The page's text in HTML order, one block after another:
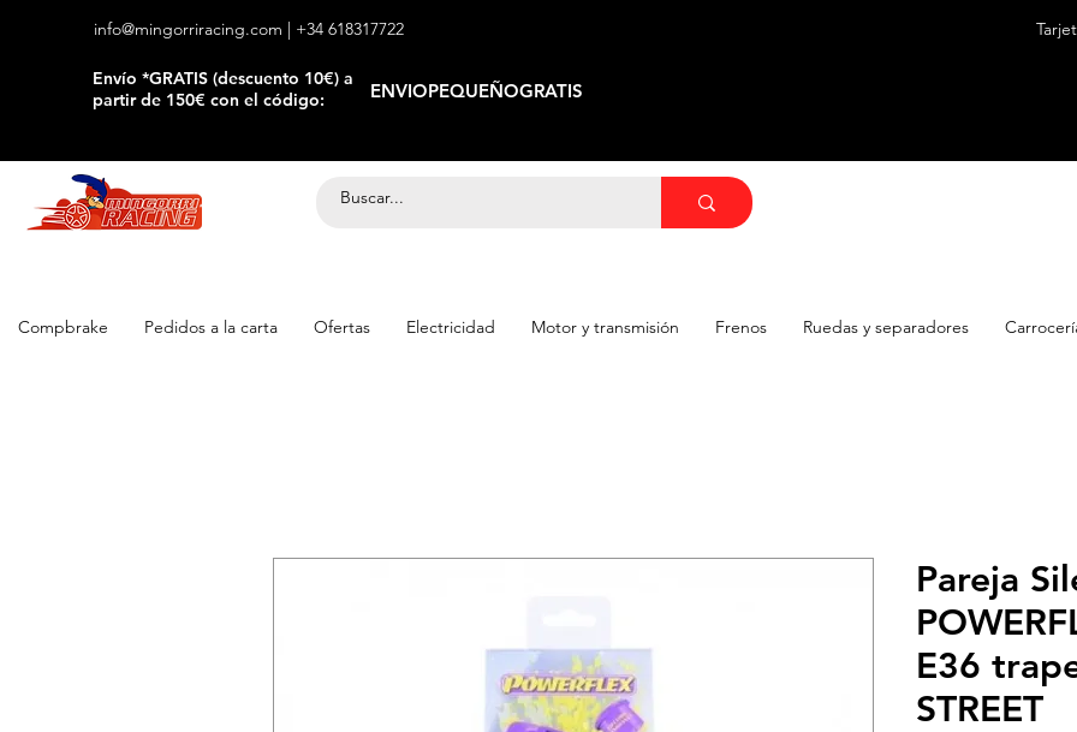
info@mingorriracing.com | +34 618317722
​Envío *GRATIS (descuento 10€) a
partir de 150€ con el código:
ENVIOPEQUEÑOGRATIS
Compbrake Pedidos a la carta Ofertas Electricidad Motor y transmisión Frenos Ruedas y separadores
Pareja
E36
STREET